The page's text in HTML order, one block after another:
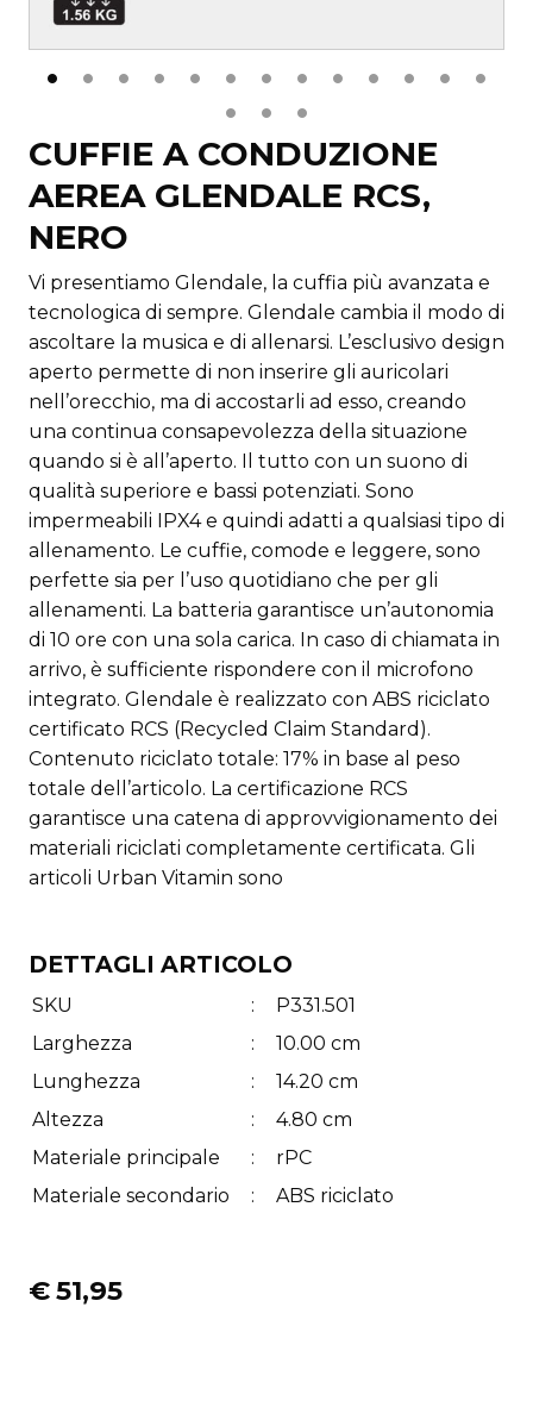
CUFFIE A CONDUZIONE
AEREA GLENDALE RCS,
NERO
Vi presentiamo Glendale, la cuffia più avanzata e
tecnologica di sempre. Glendale cambia il modo di
ascoltare la musica e di allenarsi. L’esclusivo design
aperto permette di non inserire gli auricolari
nell’orecchio, ma di accostarli ad esso, creando
una continua consapevolezza della situazione
quando si è all’aperto. Il tutto con un suono di
qualità superiore e bassi potenziati. Sono
impermeabili IPX4 e quindi adatti a qualsiasi tipo di
allenamento. Le cuffie, comode e leggere, sono
perfette sia per l’uso quotidiano che per gli
allenamenti. La batteria garantisce un’autonomia
di 10 ore con una sola carica. In caso di chiamata in
arrivo, è sufficiente rispondere con il microfono
integrato. Glendale è realizzato con ABS riciclato
certificato RCS (Recycled Claim Standard).
Contenuto riciclato totale: 17% in base al peso
totale dell’articolo. La certificazione RCS
garantisce una catena di approvvigionamento dei
materiali riciclati completamente certificata. Gli
articoli Urban Vitamin sono
DETTAGLI ARTICOLO
SKU :
P331.501
Larghezza
:
10.00 cm
Lunghezza
:
14.20 cm
Altezza
:
4.80 cm
Materiale principale
:
rPC
Materiale secondario
: ABS riciclato
€51,95